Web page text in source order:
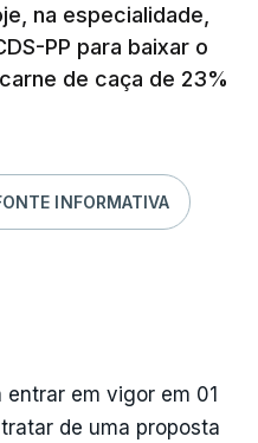
na especialidade,
PP para baixar o
de caça de 23%
INFORMATIVA
em vigor em 01
de uma proposta